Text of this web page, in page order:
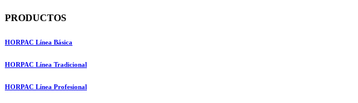
PRODUCTOS
HORPAC Línea Básica
HORPAC Línea Tradicional
HORPAC Línea Profesional